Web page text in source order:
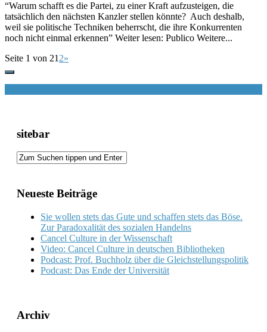
“Warum schafft es die Partei, zu einer Kraft aufzusteigen, die
tatsächlich den nächsten Kanzler stellen könnte? Auch deshalb,
weil sie politische Techniken beherrscht, die ihre Konkurrenten
noch nicht einmal erkennen” Weiter lesen: Publico Weitere...
Seite 1 von 21 2»
sitebar
Neueste Beiträge
Sie wollen stets das Gute und schaffen stets das Böse.
Zur Paradoxalität des sozialen Handelns
Cancel Culture in der Wissenschaft
Video: Cancel Culture in deutschen Bibliotheken
Podcast: Prof. Buchholz über die Gleichstellungspolitik
Podcast: Das Ende der Universität
Archiv